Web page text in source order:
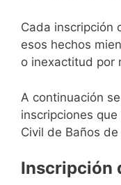
Cada inscripción
esos hechos
o inexactitud por
A continuación
inscripciones
Civil de Baños
Inscripción